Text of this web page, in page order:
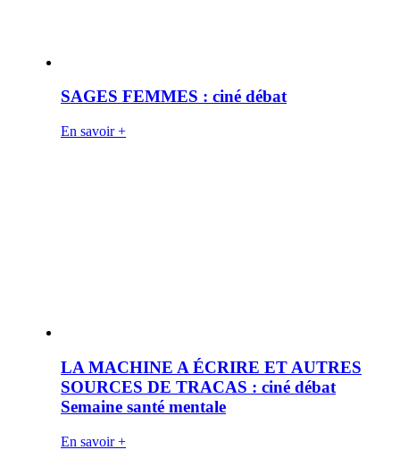
SAGES FEMMES : ciné débat
En savoir +
LA MACHINE A ÉCRIRE ET AUTRES
SOURCES DE TRACAS : ciné débat
Semaine santé mentale
En savoir +